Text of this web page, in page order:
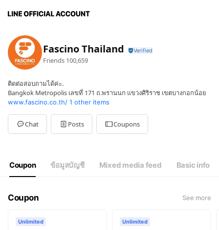
Fascino Thailand
Friends 100,659
ติดต่อสอบถามได้ค่ะ.
Bangkok Metropolis เลขที่ 171 ถ.พรานนก แขวงศิริราช เขตบางกอกน้อย
www.fascino.co.th/ 1 other items
Chat Posts Coupons
Coupon ข้อมูลบัญชี Mixed media feed Basic info
Coupon See more
Unlimited Unlimited